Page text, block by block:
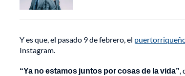
Y es que, el pasado 9 de febrero, el
Instagram.
“Ya no estamos juntos por cosas de la vida”,